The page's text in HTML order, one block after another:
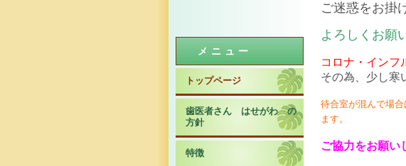
メニュー
トップページ
歯医者さん はせがわ の
方針
特徴
ご迷惑をお掛
よろしくお願
コロナ・インフ
その為、少し寒
待合室が混んで場
ます。
ご協力をお願い